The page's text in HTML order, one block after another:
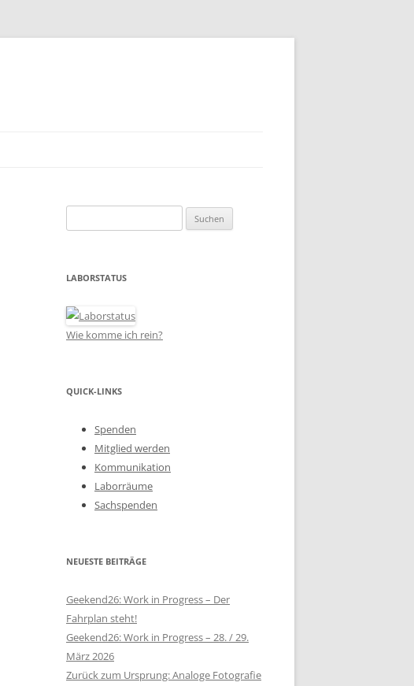
nach:
LABORSTATUS
Wie komme ich rein?
QUICK-LINKS
Spenden
Mitglied werden
Kommunikation
Laborräume
Sachspenden
NEUESTE BEITRÄGE
Geekend26: Work in Progress – Der
Fahrplan steht!
Geekend26: Work in Progress – 28. / 29.
März 2026
Zurück zum Ursprung: Analoge Fotografie